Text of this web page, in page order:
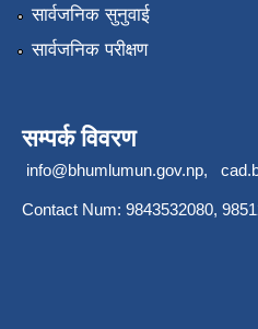
सार्वजनिक सुनुवाई
सार्वजनिक परीक्षण
सम्पर्क विवरण
info@bhumlumun.gov.np,
Contact Num: 9843532080,